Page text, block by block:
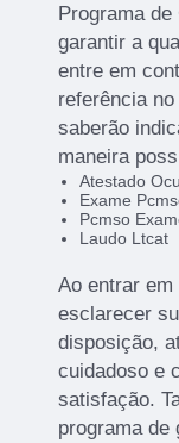
Programa
garantir a
entre em
referência
saberão
maneira
Atestado
Exame
Pcmso
Laudo Ltcat
Ao entrar
esclarecer
disposição,
cuidadoso e
satisfação.
programa de